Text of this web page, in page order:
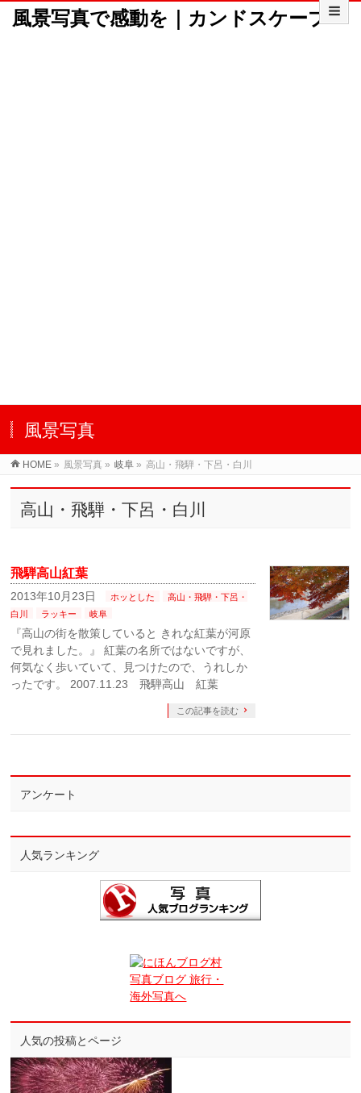
風景写真で感動を｜カンドスケープ
風景写真
HOME » 風景写真 » 岐阜 » 高山・飛騨・下呂・白川
高山・飛騨・下呂・白川
飛騨高山紅葉
2013年10月23日 ホッとした
高山・飛騨・下呂・
白川
ラッキー 岐阜
『高山の街を散策していると きれな紅葉が河原
で見れました。』 紅葉の名所ではないですが、
何気なく歩いていて、見つけたので、うれしか
ったです。 2007.11.23 飛騨高山 紅葉
この記事を読む
アンケート
人気ランキング
人気の投稿とページ